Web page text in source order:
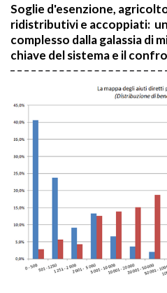
Soglie d'esenzione,
ridistributivi e accoppiati:
complesso dalla galassia di
chiave del sistema e il